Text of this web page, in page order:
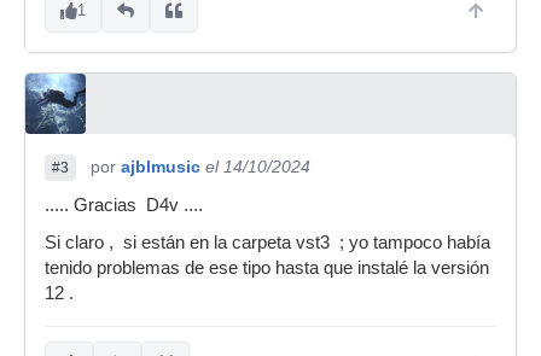
1
#3 por ajblmusic el 14/10/2024
..... Gracias D4v ....
Si claro , si están en la carpeta vst3 ; yo tampoco había
tenido problemas de ese tipo hasta que instalé la versión
12 .